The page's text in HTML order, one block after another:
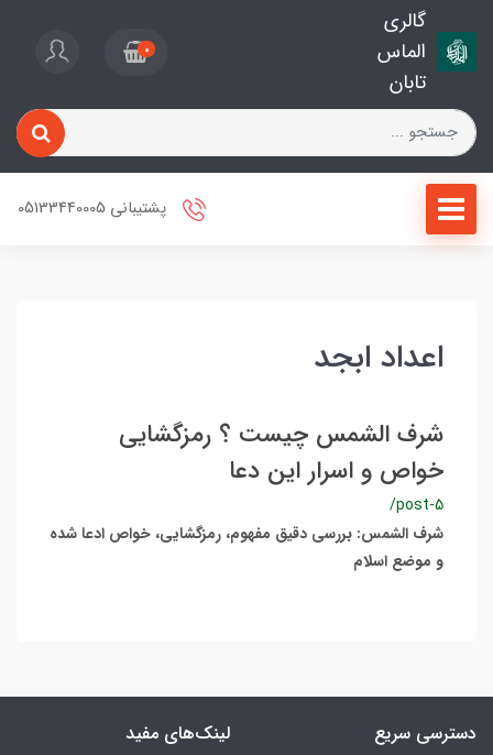
گالری
الماس
تابان
0
پشتیبانی 05133440005
اعداد ابجد
شرف الشمس چیست ؟ رمزگشایی
خواص و اسرار این دعا
/post-5
شرف الشمس: بررسی دقیق مفهوم، رمزگشایی، خواص ادعا شده
و موضع اسلام
دسترسی سریع لینک‌های مفید